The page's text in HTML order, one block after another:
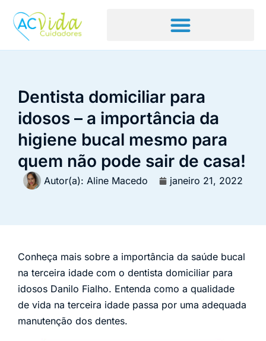
Dentista domiciliar para
idosos – a importância da
higiene bucal mesmo para
quem não pode sair de casa!
Autor(a): Aline Macedo janeiro 21, 2022
Conheça mais sobre a importância da saúde bucal
na terceira idade com o dentista domiciliar para
idosos Danilo Fialho. Entenda como a qualidade
de vida na terceira idade passa por uma adequada
manutenção dos dentes.